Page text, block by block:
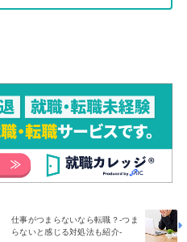
仕事がつまらないなら転職？-つま
らないと感じる対処法も紹介-